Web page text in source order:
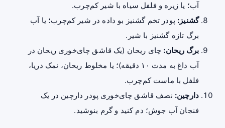
آب؛ یا زیره و فلفل سیاه با شیر کم‌چرب.
گشنیز: پودر تخم گشنیز بو داده در شیر کم‌چرب؛ یا آب
برگ تازه گشنیز با شیر.
برگ ریحان: چای ریحان (یک قاشق چای‌خوری ریحان در
آب داغ به مدت ۱۰ دقیقه)؛ یا مخلوط ریحان، نمک دریا،
فلفل با ماست کم‌چرب.
دارچین: نصف قاشق چای‌خوری پودر دارچین در یک
فنجان آب جوش؛ دم کنید و گرم بنوشید.